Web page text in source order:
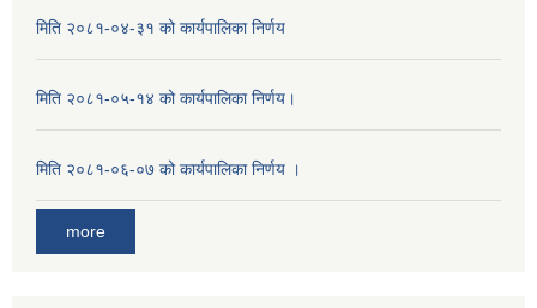
मिति २०८१-०४-३१ को कार्यपालिका निर्णय
मिति २०८१-०५-१४ को कार्यपालिका निर्णय।
मिति २०८१-०६-०७ को कार्यपालिका निर्णय ।
more